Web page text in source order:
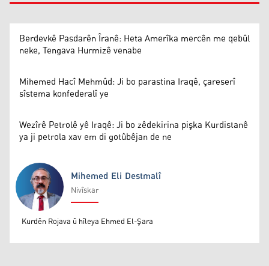
Berdevkê Pasdarên Îranê: Heta Amerîka mercên me qebûl
neke, Tengava Hurmizê venabe
Mihemed Hacî Mehmûd: Ji bo parastina Iraqê, çareserî
sîstema konfederalî ye
Wezîrê Petrolê yê Iraqê: Ji bo zêdekirina pişka Kurdistanê
ya ji petrola xav em di gotûbêjan de ne
Mihemed Eli Destmalî
Mihemed Eli Destmalî
Nivîskar
Kurdên Rojava û hîleya Ehmed El-Şara